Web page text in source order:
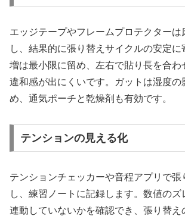
エッジテープやフレームプロテクターは
し、結果的に張り替えサイクルの安定
増は最小限に留め、左右で貼り長を合わ
違和感が出にくいです。ガットは湿度の
め、通気ポーチと乾燥剤も有効です。
テンションの見える化
テンションチェッカーや音程アプリで張
し、練習ノートに記録します。数値のズ
連動していないかを確認でき、張り替え